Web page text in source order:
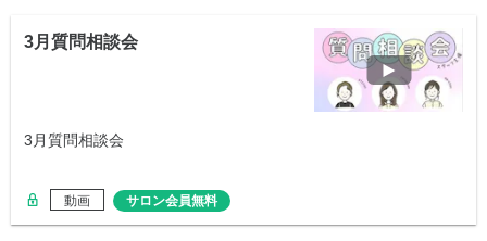
3月質問相談会
3月質問相談会
動画 サロン会員無料